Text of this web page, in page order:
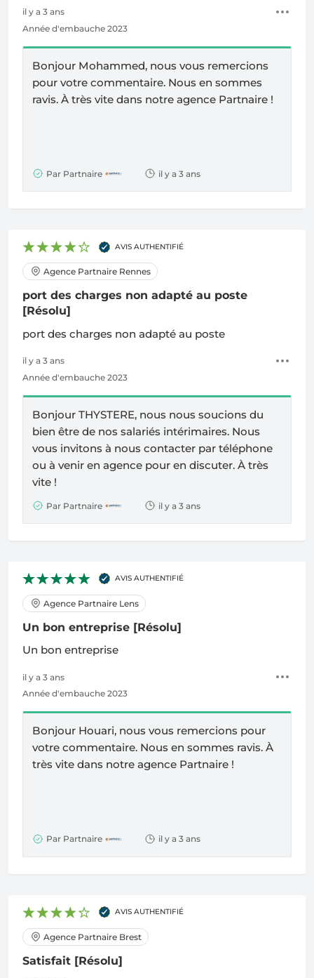
il y a 3 ans
Année d'embauche 2023
Bonjour Mohammed, nous vous remercions
pour votre commentaire. Nous en sommes
ravis. À très vite dans notre agence Partnaire !
Par Partnaire il y a 3 ans
AVIS AUTHENTIFIÉ
Agence Partnaire Rennes
port des charges non adapté au poste
[Résolu]
port des charges non adapté au poste
il y a 3 ans
Année d'embauche 2023
Bonjour THYSTERE, nous nous soucions du
bien être de nos salariés intérimaires. Nous
vous invitons à nous contacter par téléphone
ou à venir en agence pour en discuter. À très
vite !
Par Partnaire il y a 3 ans
AVIS AUTHENTIFIÉ
Agence Partnaire Lens
Un bon entreprise [Résolu]
Un bon entreprise
il y a 3 ans
Année d'embauche 2023
Bonjour Houari, nous vous remercions pour
votre commentaire. Nous en sommes ravis. À
très vite dans notre agence Partnaire !
Par Partnaire il y a 3 ans
AVIS AUTHENTIFIÉ
Agence Partnaire Brest
Satisfait [Résolu]